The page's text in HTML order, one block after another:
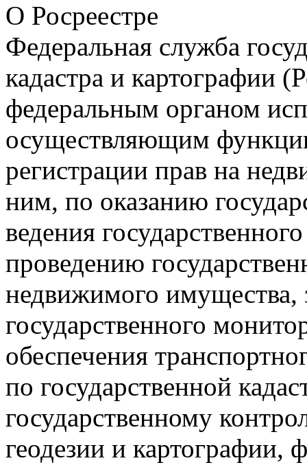
О Росреестре
Федеральная служба
кадастра и картографии
федеральным органом
осуществляющим
регистрации прав на
ним, по оказанию
ведения
проведению
недвижимого имущества,
государственного
обеспечения
по государственной
государственному
геодезии и картографии,